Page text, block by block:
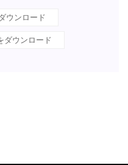
ウンロード
ダウンロード